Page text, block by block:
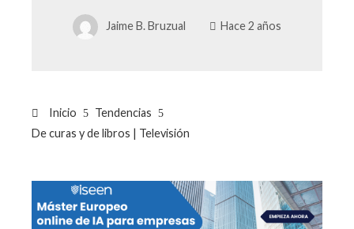
Jaime B. Bruzual Hace 2 años
Inicio
Tendencias
De curas y de libros | Televisión